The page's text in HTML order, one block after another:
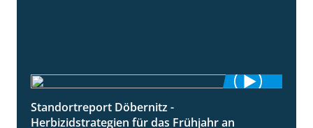
Standortreport Döbernitz -
Herbizidstrategien für das Frühjahr an